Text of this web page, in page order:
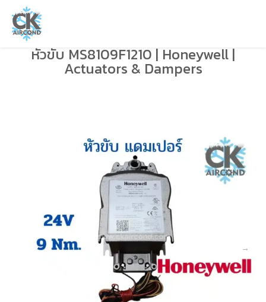
หัวขับ MS8109F1210 | Honeywell |
Actuators & Dampers